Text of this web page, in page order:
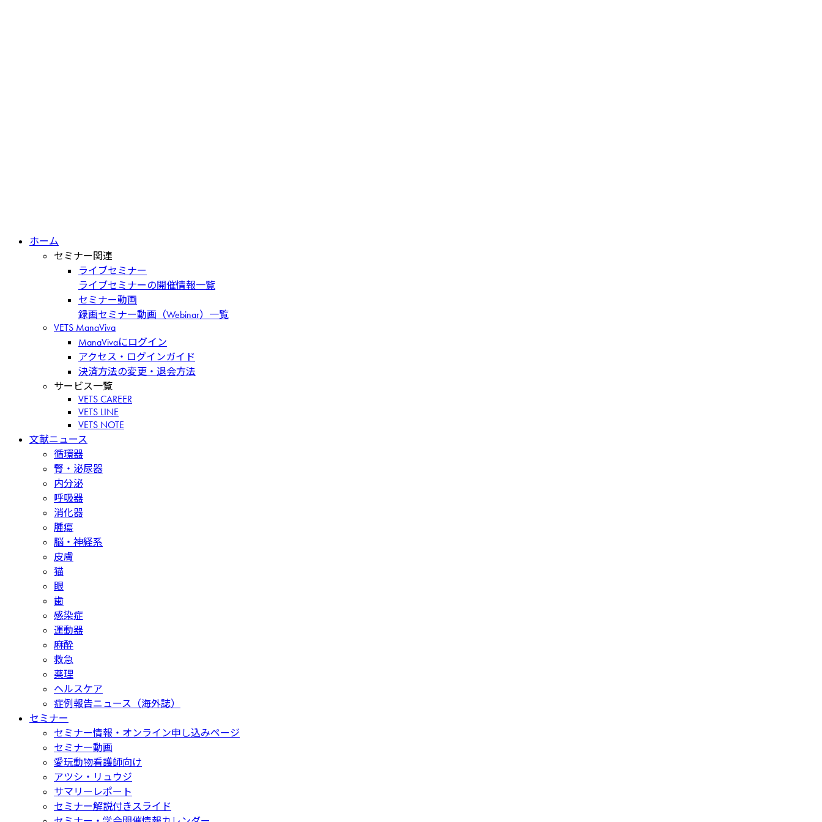
ホーム
セミナー関連
ライブセミナー
ライブセミナーの開催情報一覧
セミナー動画
録画セミナー動画（Webinar）一覧
VETS ManaViva
ManaVivaにログイン
アクセス・ログインガイド
決済方法の変更・退会方法
サービス一覧
VETS CAREER
VETS LINE
VETS NOTE
文献ニュース
循環器
腎・泌尿器
内分泌
呼吸器
消化器
腫瘍
脳・神経系
皮膚
猫
眼
歯
感染症
運動器
麻酔
救急
薬理
ヘルスケア
症例報告ニュース（海外誌）
セミナー
セミナー情報・オンライン申し込みページ
セミナー動画
愛玩動物看護師向け
アツシ・リュウジ
サマリーレポート
セミナー解説付きスライド